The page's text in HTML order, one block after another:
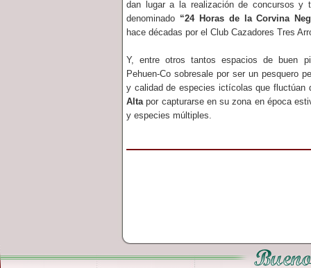
dan lugar a la realización de concursos y
denominado “24 Horas de la Corvina
hace décadas por el Club Cazadores Tres
Y, entre otros tantos espacios de buen
Pehuen-Co sobresale por ser un pesquero
y calidad de especies ictícolas que fluctúan
Altapor capturarse en su zona en época
y especies múltiples.